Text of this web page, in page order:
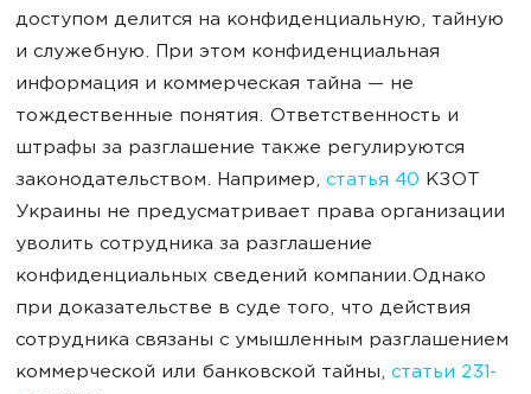
доступом делится на конфиденциальную, тайную
и служебную. При этом конфиденциальная
информация и коммерческая тайна — не
тождественные понятия. Ответственность и
штрафы за разглашение также регулируются
законодательством. Например, статья 40 КЗОТ
Украины не предусматривает права организации
уволить сотрудника за разглашение
конфиденциальных сведений компании.Однако
при доказательстве в суде того, что действия
сотрудника связаны с умышленным разглашением
коммерческой или банковской тайны, статьи 231-